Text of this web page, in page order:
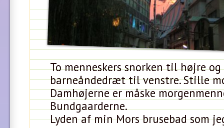
To menneskers snorken til højre
barneåndedræt til venstre. Stille
Damhøjerne er måske
Bundgaarderne.
Lyden af min Mors brusebad som